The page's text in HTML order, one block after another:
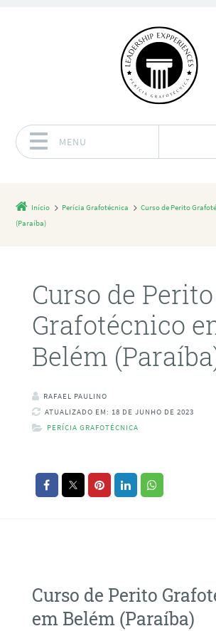
MENU
Início Perícia Grafotécnica
Curso de Perito
(Paraíba)
Curso de Perito
Grafotécnico
Belém
RAFAEL PAULINO
ATUALIZADO EM: 18 DE JUNHO DE 2023
PERÍCIA GRAFOTÉCNICA
Curso de Perito
em Belém (Paraíba)